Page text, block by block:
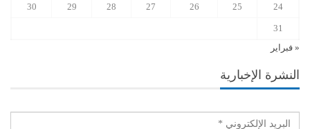
24
25
26
27
28
29
30
31
« فبراير
النشرة الإخبارية